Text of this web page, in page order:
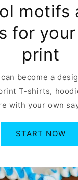
motifs
for
print
become a
T-shirts,
with your own
START NOW